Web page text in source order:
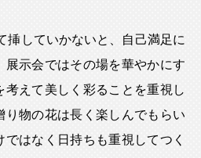
挿していかないと、自己満足に
展示会ではその場を華やかにす
考えて美しく彩ることを重視し
り物の花は長く楽しんでもらい
はなく日持ちも重視してつく